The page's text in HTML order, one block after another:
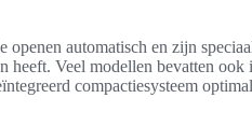
openen automatisch en zijn
Veel modellen bevatten ook
compactiesysteem